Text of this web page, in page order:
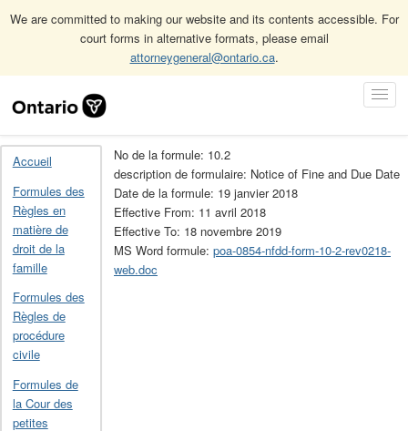
We are committed to making our website and its contents accessible. For
court forms in alternative formats, please email
attorneygeneral@ontario.ca.
Navigation
Accueil
Formules de la Loi sur les infractions provinciales
Archives des formules de la Loi sur les infractions provinciales
10.2
Accueil
Formules des
Règles en
matière de
droit de la
famille
Formules des
Règles de
procédure
civile
Formules de
la Cour des
petites
No de la formule: 10.2
description de formulaire: Notice of Fine and Due Date
Date de la formule: 19 janvier 2018
Effective From: 11 avril 2018
Effective To: 18 novembre 2019
MS Word formule: poa-0854-nfdd-form-10-2-rev0218-
web.doc